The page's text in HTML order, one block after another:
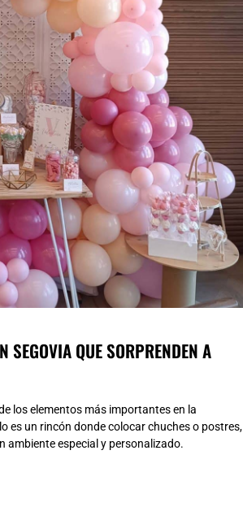
SEGOVIA QUE SORPRENDEN A
los elementos más importantes en la
es un rincón donde colocar chuches o postres,
ambiente especial y personalizado.